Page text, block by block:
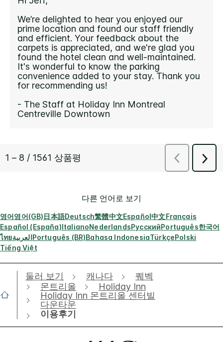
다른 언어로 보기
영어영어(GB)日本語Deutsch繁體中文Español中文Français
Español (España)ItalianoNederlandsРусскийPortuguês한국어
ไทยالعربيةPortuguês (BR)Bahasa IndonesiaTürkçePolski
Tiếng Việt
둘러 보기 캐나다
퀘벡
몬트리올
Holiday Inn
Holiday Inn 몬트리올 센터빌
다운타운
이용후기